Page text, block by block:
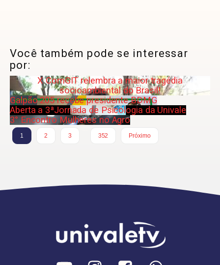
Você também pode se interessar
por:
X ComGIT relembra a maior tragédia
socioambiental do Brasil!
Galpão 205 recebe presidente BDMG
Aberta a 3ªJornada de Psicologia da Univale
3° Encontro Mulheres no Agro
1 2 3
352
Próximo